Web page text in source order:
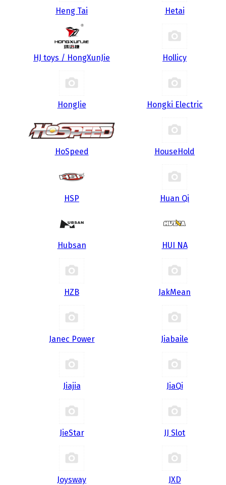
Heng Tai Hetai
HJ toys / HongXunJie Hollicy
HongJie Hongki Electric
HoSpeed HouseHold
HSP Huan Qi
Hubsan HUI NA
HZB JakMean
Janec Power Jiabaile
Jiajia JiaQi
JieStar JJ Slot
Joysway JXD